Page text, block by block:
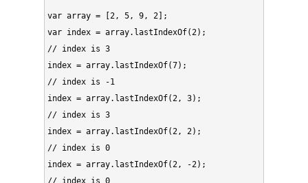
var array = [2, 5, 9, 2];
var index = array.lastIndexOf(2);
// index is 3
index = array.lastIndexOf(7);
// index is -1
index = array.lastIndexOf(2, 3);
// index is 3
index = array.lastIndexOf(2, 2);
// index is 0
index = array.lastIndexOf(2, -2);
// index is 0